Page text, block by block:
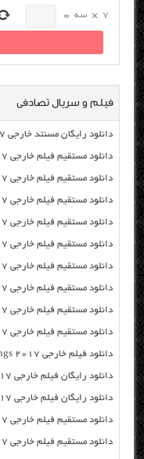
7
× سه =
فیلم و سریال تصادفی
دانلود رایگان مسنتد خارجی Britney Ever After 2017 با لینک مستقیم
دانلود مستقیم فیلم خارجی OK Jaanu 2017 از سرور سایت
دانلود مستقیم فیلم خارجی John Wick: Chapter 2 2017 از سرور سایت
دانلود مستقیم فیلم خارجی Cross Wars 2017 از سرور سایت
دانلود مستقیم فیلم خارجی Fifty Shades Darker 2017 از سرور سایت
دانلود مستقیم فیلم خارجی From Straight As 2017 از سرور سایت
دانلود مستقیم فیلم خارجی Zeroville 2017 از سرور سایت
دانلود مستقیم فیلم خارجی The Mummy 2017 از سرور سایت
دانلود مستقیم فیلم خارجی The Fate of the Furious 2017 از سرور سایت
دانلود مستقیم فیلم خارجی Running Wild 2017 از سرور سایت
دانلود فیلم خارجی Rings 2017 از سرور سایت
دانلود رایگان فیلم خارجی Dunkirk 2017 با لینک مستقیم
دانلود رایگان فیلم خارجی Eloise 2017 با لینک مستقیم
دانلود مستقیم فیلم خارجی Essex Heist 2017 از سرور سایت
دانلود مستقیم فیلم خارجی Get the Girl 2017 از سرور سایت